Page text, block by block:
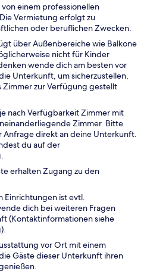
einem professionellen
Vermietung erfolgt zu
oder beruflichen Zwecken.
über Außenbereiche wie Balkone
nicht für Kinder
wende dich am besten vor
Unterkunft, um sicherzustellen,
Zimmer zur Verfügung gestellt
nach Verfügbarkeit Zimmer mit
Zimmer. Bitte
direkt an deine Unterkunft.
du auf der
erhalten Zugang zu den
Einrichtungen ist evtl.
dich bei weiteren Fragen
(Kontaktinformationen siehe
vor Ort mit einem
Gäste dieser Unterkunft ihren